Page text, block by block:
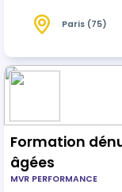
entre 20 et 33%
les Troubles du
prévalence monte à 61%. Ces troubles
Paris (75)
Formation
âgées
MVR PERFORMANCE